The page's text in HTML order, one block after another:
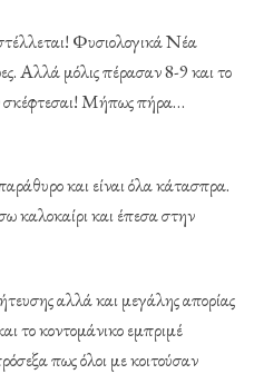
Φυσιολογικά Νέα
Αλλά μόλις πέρασαν 8-9 και το
σκέφτεσαι! Μήπως πήρα…
και είναι όλα κάτασπρα.
καλοκαίρι και έπεσα στην
αλλά και μεγάλης απορίας
το κοντομάνικο εμπριμέ
πως όλοι με κοιτούσαν